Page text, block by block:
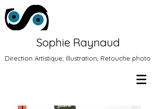
Sophie Raynaud
Direction Artistique, Illustration, Retouche photo